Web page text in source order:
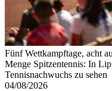
Fünf Wettkampftage, acht
Menge Spitzentennis: In
Tennisnachwuchs zu sehen
04/08/2026